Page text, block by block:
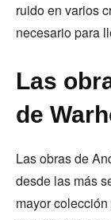
ruido en varios
necesario para
Las
de
Las obras de
desde las más
mayor